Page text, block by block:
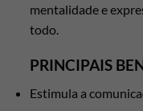
mentalidade e
todo.
PRINCIPAIS
Estimula a